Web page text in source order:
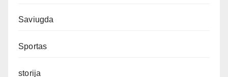
Saviugda
Sportas
storija